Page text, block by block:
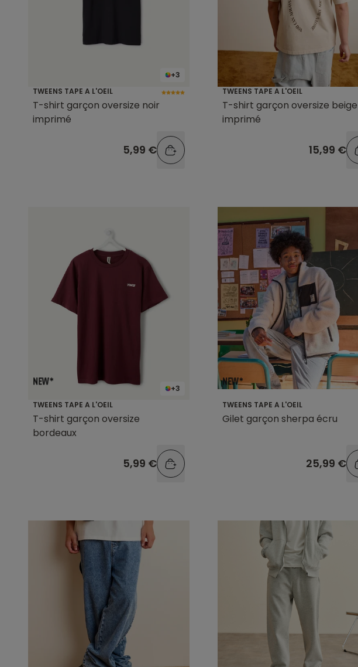
+3
TWEENS TAPE A L'OEIL
T-shirt garçon oversize noir
imprimé
5,99 €
TWEENS TAPE A L'OEIL
T-shirt garçon oversize beige
imprimé
15,99 €
+3
TWEENS TAPE A L'OEIL
T-shirt garçon oversize
bordeaux
5,99 €
TWEENS TAPE A L'OEIL
Gilet garçon sherpa écru
25,99 €